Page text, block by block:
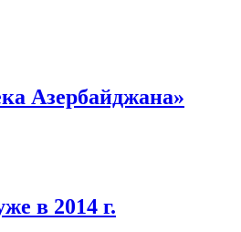
Азербайджана»
в 2014 г.